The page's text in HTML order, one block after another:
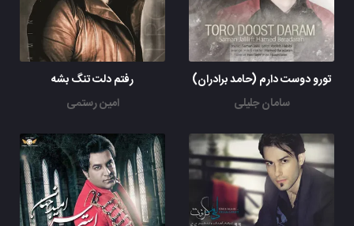
تورو دوست دارم (حامد برادران)
سامان جلیلی
رفتم دلت تنگ بشه
امین رستمی